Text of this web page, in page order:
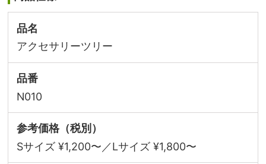
品名
アクセサリーツリー
品番
N010
参考価格（税別）
Sサイズ ¥1,200〜／Lサイズ ¥1,800〜